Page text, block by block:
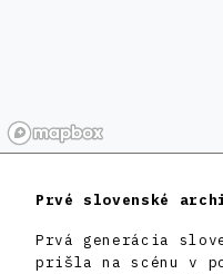
Prvé slovenské
Prvá generácia
prišla na scénu v